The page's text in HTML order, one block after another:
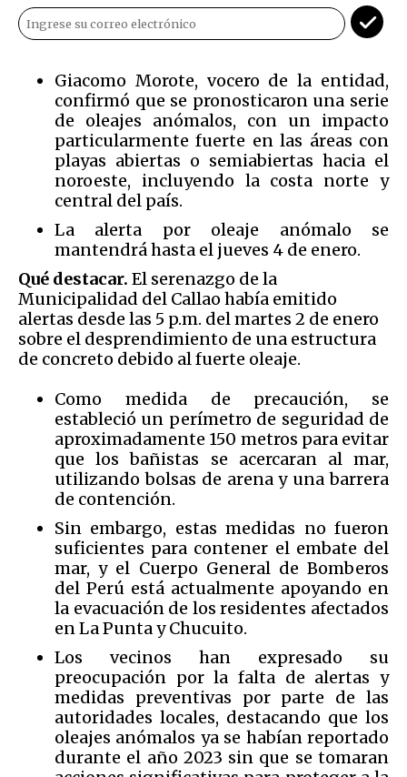
Giacomo Morote, vocero de la entidad,
confirmó que se pronosticaron una serie
de oleajes anómalos, con un impacto
particularmente fuerte en las áreas con
playas abiertas o semiabiertas hacia el
noroeste, incluyendo la costa norte y
central del país.
La alerta por oleaje anómalo se
mantendrá hasta el jueves 4 de enero.
Qué destacar. El serenazgo de la
Municipalidad del Callao había emitido
alertas desde las 5 p.m. del martes 2 de enero
sobre el desprendimiento de una estructura
de concreto debido al fuerte oleaje.
Como medida de precaución, se
estableció un perímetro de seguridad de
aproximadamente 150 metros para evitar
que los bañistas se acercaran al mar,
utilizando bolsas de arena y una barrera
de contención.
Sin embargo, estas medidas no fueron
suficientes para contener el embate del
mar, y el Cuerpo General de Bomberos
del Perú está actualmente apoyando en
la evacuación de los residentes afectados
en La Punta y Chucuito.
Los vecinos han expresado su
preocupación por la falta de alertas y
medidas preventivas por parte de las
autoridades locales, destacando que los
oleajes anómalos ya se habían reportado
durante el año 2023 sin que se tomaran